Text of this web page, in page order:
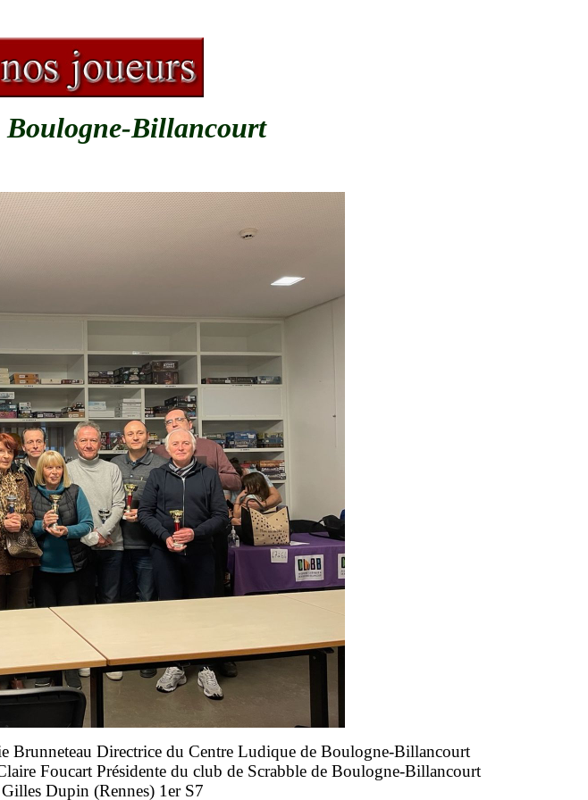
Boulogne-Billancourt
Directrice du Centre Ludique de Boulogne-Billancourt
Foucart Présidente du club de Scrabble de Boulogne-Billancourt
Dupin (Rennes) 1er S7